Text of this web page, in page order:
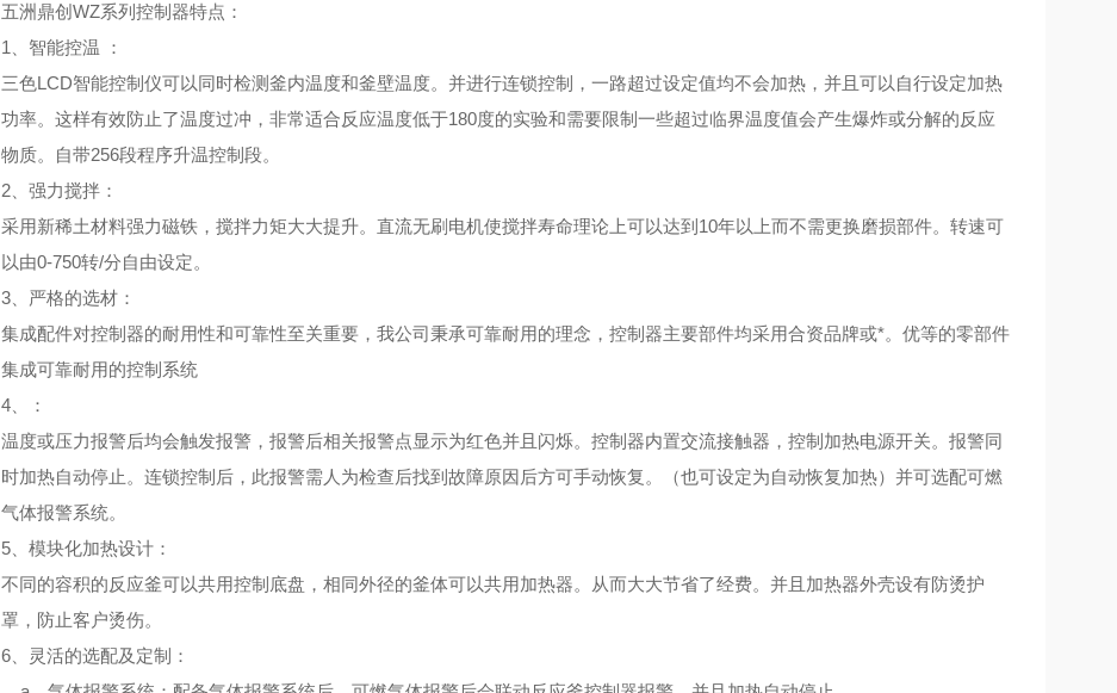
五洲鼎创WZ系列控制器特点 ：
1、 智能控温
：
三色LCD智能控制仪可以同时检测釜内温度和釜壁温度。并进行连锁控制，一路超过设定值均不会加热，并且可以自行设定加热
功率。这样有效防止了温度过冲，非常适合反应温度低于180度的实验和需要限制一些超过临界温度值会产生爆炸或分解的反应
物质。自带256段程序升温控制段。
2、 强力搅拌：
采用新稀土材料强力磁铁，搅拌力矩大大提升。直流无刷电机使搅拌寿命理论上可以达到10年以上而不需更换磨损部件。转速可
以由0-750转/分自由设定。
3、 严格的选材：
集成配件对控制器的耐用性和可靠性至关重要，我公司秉承可靠耐用的理念，控制器主要部件均采用合资品牌或*。优等的零部件
集成可靠耐用的控制系统
4、
：
温度或压力报警后均会触发报警，报警后相关报警点显示为红色并且闪烁。控制器内置交流接触器，控制加热电源开关。报警同
时加热自动停止。连锁控制后，此报警需人为检查后找到故障原因后方可手动恢复。（也可设定为自动恢复加热）并可选配可燃
气体报警系统。
5、 模块化加热设计：
不同的容积的反应釜可以共用控制底盘，相同外径的釜体可以共用加热器。从而大大节省了经费。并且加热器外壳设有防烫护
罩，防止客户烫伤。
6、
灵活的选配及定制 ：